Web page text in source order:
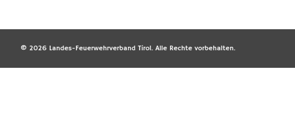
© 2026 Landes-Feuerwehrverband Tirol. Alle Rechte vorbehalten.